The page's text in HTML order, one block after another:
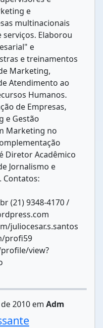
e
multinacionais
serviços. Elaborou
e
e treinamentos
Marketing,
Atendimento ao
Humanos.
de Empresas,
e Gestão
Marketing no
Diretor Acadêmico
Jornalismo e
Contatos:
(21) 9348-4170 /
juliocesar.s.santos
profi59
view?
2010 em Adm